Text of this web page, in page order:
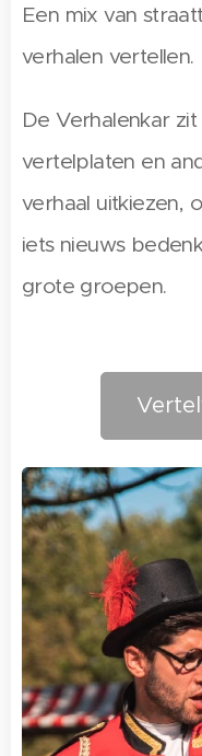
Een mix van
verhalen vertellen.
De Verhalenkar
vertelplaten en
verhaal uitkiezen,
iets nieuws
grote groepen.